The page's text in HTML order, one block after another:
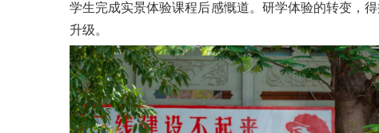
学生完成实景体验课程后感慨道。研学体验的转变，
升级。